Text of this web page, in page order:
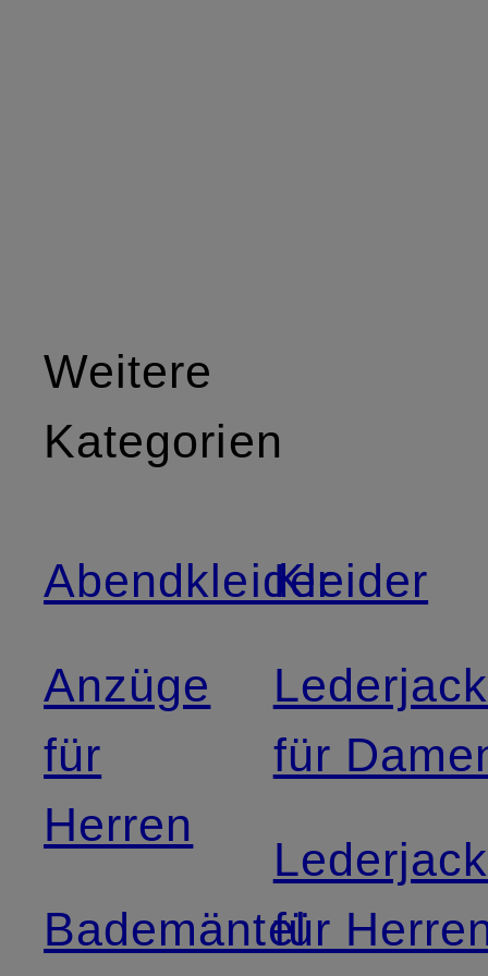
Weitere
Kategorien
Abendkleider
Anzüge
für
Herren
Bademäntel
Kleider
für
für